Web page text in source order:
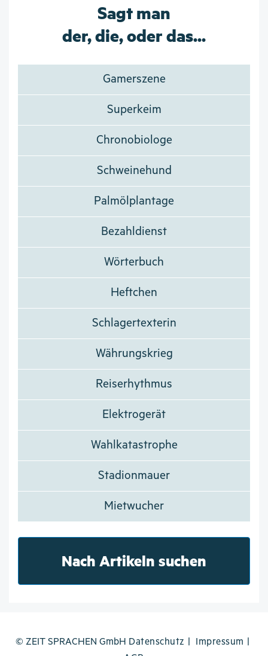
Sagt man
der, die, oder das...
Gamerszene
Superkeim
Chronobiologe
Schweinehund
Palmölplantage
Bezahldienst
Wörterbuch
Heftchen
Schlagertexterin
Währungskrieg
Reiserhythmus
Elektrogerät
Wahlkatastrophe
Stadionmauer
Mietwucher
Nach Artikeln suchen
© ZEIT SPRACHEN GmbH Datenschutz
Impressum